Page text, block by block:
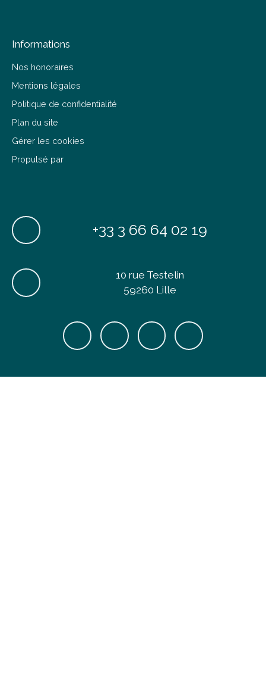
Informations
Nos honoraires
Mentions légales
Politique de confidentialité
Plan du site
Gérer les cookies
Propulsé par
+33 3 66 64 02 19
10 rue Testelin
59260 Lille